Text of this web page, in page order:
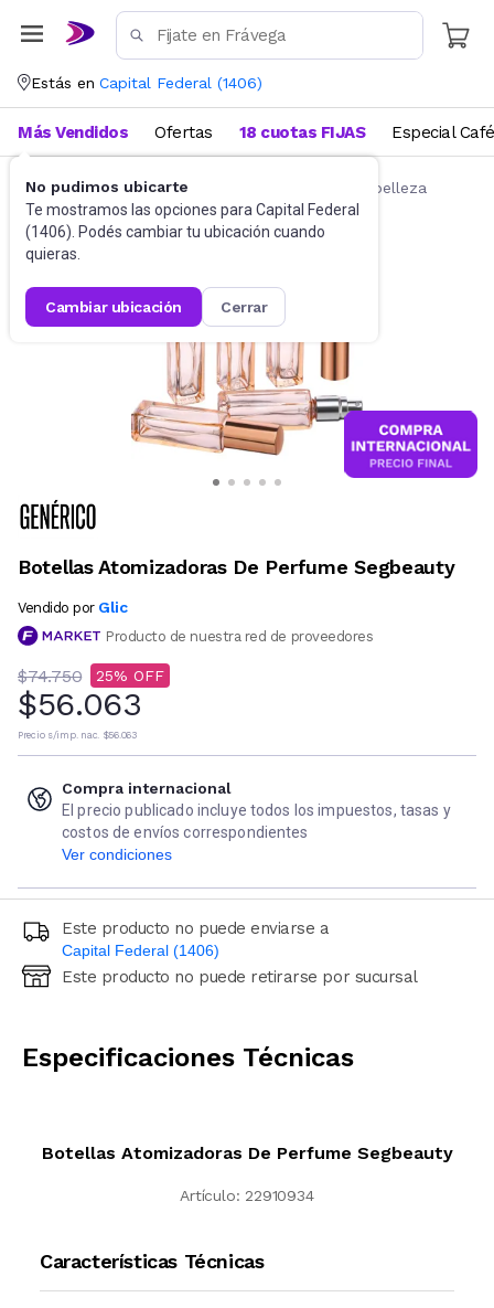
Estás en Capital Federal (1406)
No pudimos ubicarte
Te mostramos las opciones para Capital Federal
(1406). Podés cambiar tu ubicación cuando
quieras.
cambiar ubicación cerrar
Más Vendidos Ofertas 18 cuotas FIJAS Especial Café
Belleza y Cuidado Corporal Accesorios de belleza
Botellas Atomizadoras De Perfume Segbeauty
Vendido por Glic
Producto de nuestra red de proveedores
$74.750 25
$56.063
Precio s/imp. nac. $56.063
Compra internacional
El precio publicado incluye todos los impuestos, tasas y
costos de envíos correspondientes
Ver condiciones
Este producto no puede enviarse a
Capital Federal (1406)
Ingresá código postal (sólo números)
Este producto no puede retirarse por sucursal
Especificaciones Técnicas
Botellas Atomizadoras De Perfume Segbeauty
Artículo: 22910934
Características Técnicas